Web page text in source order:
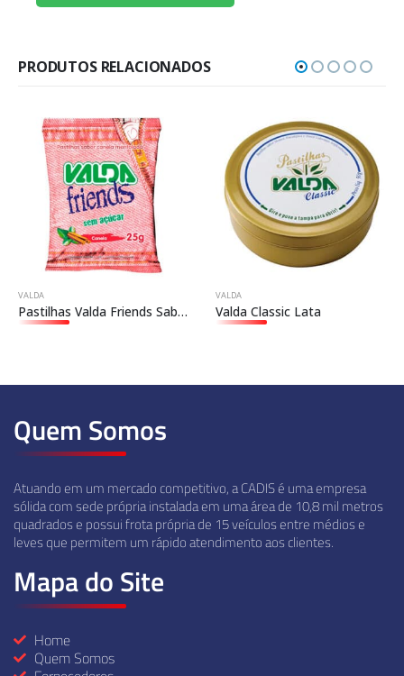
PRODUTOS RELACIONADOS
VALDA
Pastilhas Valda Friends Sabor Canela
VALDA
Valda Classic Lata
Quem Somos
Atuando em um mercado competitivo, a CADIS é uma empresa
sólida com sede própria instalada em uma área de 10,8 mil metros
quadrados e possui frota própria de 15 veículos entre médios e
leves que permitem um rápido atendimento aos clientes.
Mapa do Site
Home
Quem Somos